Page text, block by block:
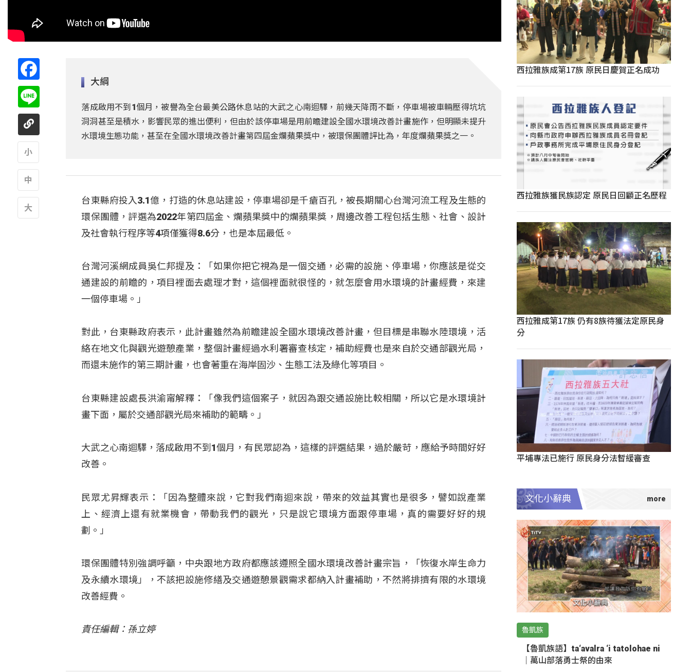
大綱
落成啟用不到1個月，被譽為全台最美公路休息站的大武之心南迴驛，前幾天降雨不斷，停車場被車輛壓得坑坑
洞洞甚至是積水，影響民眾的進出便利，但由於該停車場是用前瞻建設全國水環境改善計畫施作，但明顯未提升
水環境生態功能，甚至在全國水環境改善計畫第四屆金爛蘋果獎中，被環保團體評比為，年度爛蘋果獎之一。
台東縣府投入3.1億，打造的休息站建設，停車場卻是千瘡百孔，被長期關心台灣河流工程及生態的
環保團體，評選為2022年第四屆金、爛蘋果獎中的爛蘋果獎，周邊改善工程包括生態、社會、設計
及社會執行程序等4項僅獲得8.6分，也是本屆最低。
台灣河溪網成員吳仁邦提及：「如果你把它視為是一個交通，必需的設施、停車場，你應該是從交
通建設的前瞻的，項目裡面去處理才對，這個裡面就很怪的，就怎麼會用水環境的計畫經費，來建
一個停車場。」
對此，台東縣政府表示，此計畫雖然為前瞻建設全國水環境改善計畫，但目標是串聯水陸環境，活
絡在地文化與觀光遊憩產業，整個計畫經過水利署審查核定，補助經費也是來自於交通部觀光局，
而還未施作的第三期計畫，也會著重在海岸固沙、生態工法及綠化等項目。
台東縣建設處長洪渝甯解釋：「像我們這個案子，就因為跟交通設施比較相關，所以它是水環境計
畫下面，屬於交通部觀光局來補助的範疇。」
大武之心南迴驛，落成啟用不到1個月，有民眾認為，這樣的評選結果，過於嚴苛，應給予時間好好
改善。
民眾尤昇輝表示：「因為整體來說，它對我們南迴來說，帶來的效益其實也是很多，譬如說產業
上、經濟上還有就業機會，帶動我們的觀光，只是說它環境方面跟停車場，真的需要好好的規
劃。」
環保團體特別強調呼籲，中央跟地方政府都應該遵照全國水環境改善計畫宗旨，「恢復水岸生命力
及永續水環境」，不該把設施修繕及交通遊憩景觀需求都納入計畫補助，不然將排擠有限的水環境
改善經費。
責任編輯：孫立婷
西拉雅族成第17族 原民日慶賀正名成功
西拉雅族獲民族認定 原民日回顧正名歷程
西拉雅成第17族 仍有8族待獲法定原民身
分
平埔專法已施行 原民身分法暫緩審查
文化小辭典
魯凱族
【魯凱族語】ta‘avalra ‘i tatolohae ni
｜萬山部落勇士祭的由來